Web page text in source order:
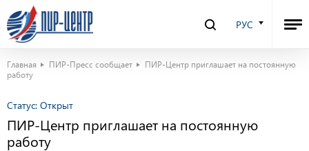
РУС
Главная ПИР-Пресс сообщает
ПИР-Центр приглашает на постоянную
работу
Статус: Открыт
ПИР-Центр приглашает на постоянную
работу